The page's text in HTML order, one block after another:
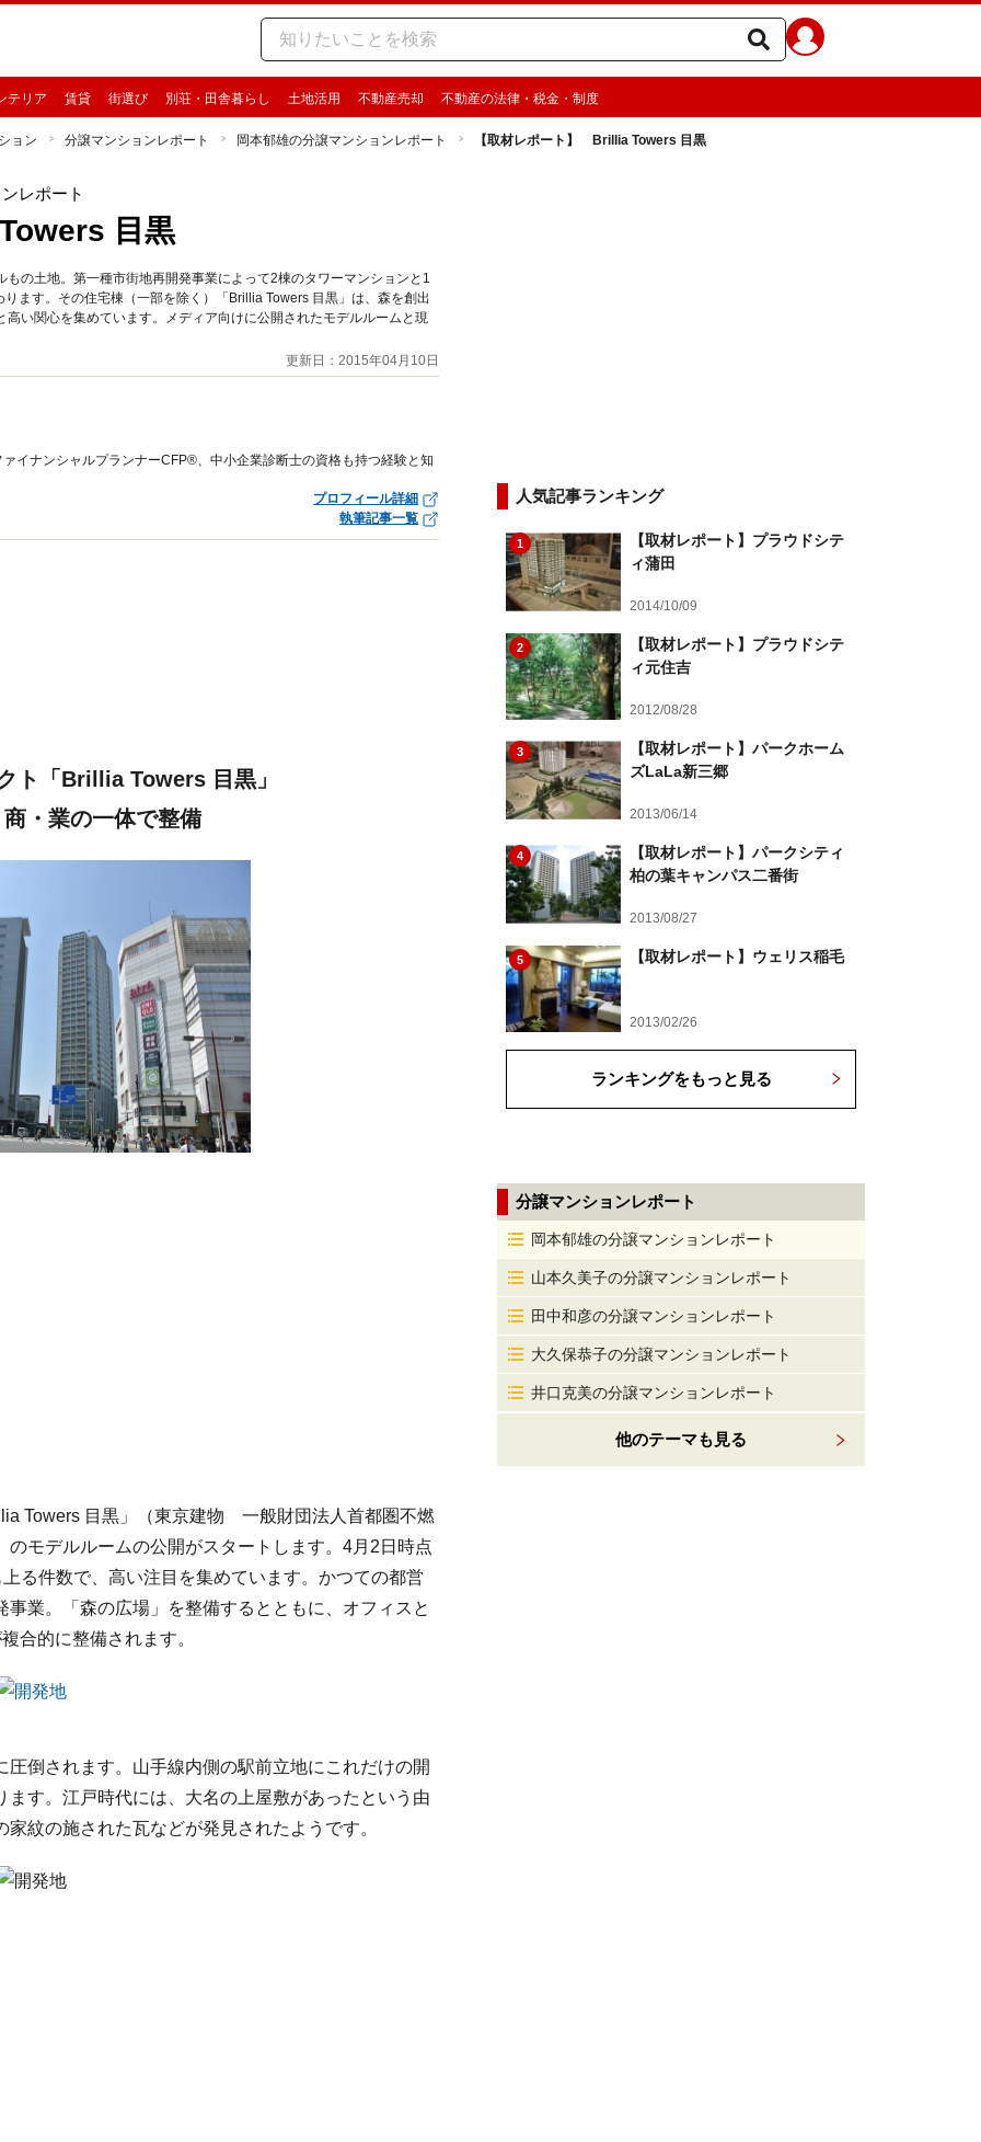
テリア 賃貸 街選び 別荘・田舎暮らし 土地活用 不動産売却 不動産の法律・税金・制度
ョン 分譲マンションレポート 岡本郁雄の分譲マンションレポート 【取材レポート】 Brillia Towers 目黒
レポート
目黒
の土地。第一種市街地再開発事業によって2棟のタワーマンションと1
ます。その住宅棟（一部を除く）「Brillia Towers 目黒」は、森を創出
い関心を集めています。メディア向けに公開されたモデルルームと現
更新日：2015年04月10日
イナンシャルプランナーCFP®、中小企業診断士の資格も持つ経験と知
プロフィール詳細
執筆記事一覧
ト「Brillia Towers 目黒」
商・業の一体で整備
Towers 目黒」（東京建物 一般財団法人首都圏不燃
モデルルームの公開がスタートします。4月2日時点
る件数で、高い注目を集めています。かつての都営
業。「森の広場」を整備するとともに、オフィスと
合的に整備されます。
倒されます。山手線内側の駅前立地にこれだけの開
す。江戸時代には、大名の上屋敷があったという由
紋の施された瓦などが発見されたようです。
人気記事ランキング
1
【取材レポート】プラウドシテ
ィ蒲田
2014/10/09
2
【取材レポート】プラウドシテ
ィ元住吉
2012/08/28
3
【取材レポート】パークホーム
ズLaLa新三郷
2013/06/14
4
【取材レポート】パークシティ
柏の葉キャンパス二番街
2013/08/27
5 【取材レポート】ウェリス稲毛
2013/02/26
ランキングをもっと見る
分譲マンションレポート
岡本郁雄の分譲マンションレポート
山本久美子の分譲マンションレポート
田中和彦の分譲マンションレポート
大久保恭子の分譲マンションレポート
井口克美の分譲マンションレポート
他のテーマも見る